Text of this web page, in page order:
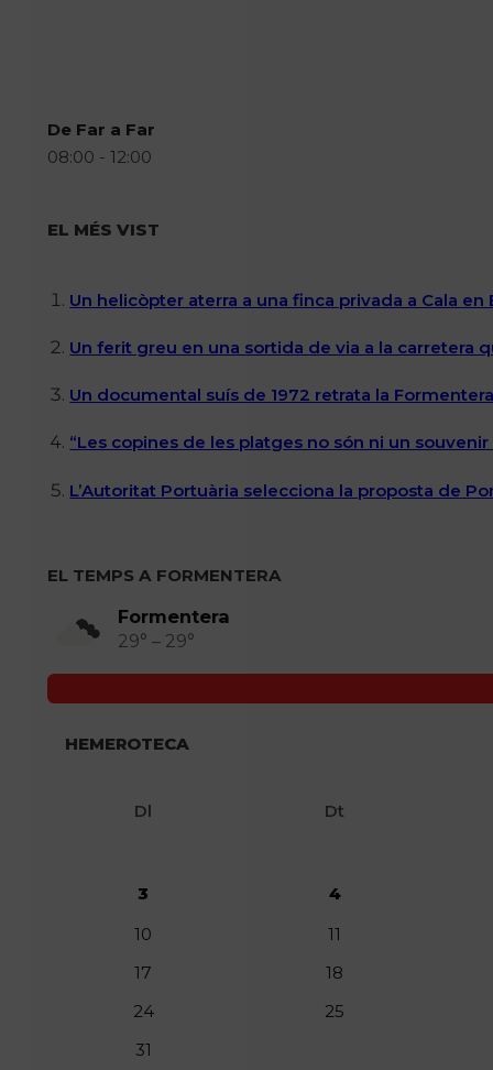
De Far a Far
08:00 - 12:00
EL MÉS VIST
Un helicòpter aterra a una finca privada a Cala
Un ferit greu en una sortida de via a la carretera
Un documental suís de 1972 retrata la
“Les copines de les platges no són ni un
L’Autoritat Portuària selecciona la proposta de
EL TEMPS A FORMENTERA
Formentera
29° – 29°
HEMEROTECA
Dl Dt
3
4
10
11
17
18
24
25
31